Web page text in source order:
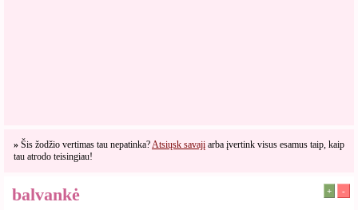
» Šis žodžio vertimas tau nepatinka?Atsiųsk savajį arba įvertink visus esamus taip, kaip
tau atrodo teisingiau!
balvankė + -